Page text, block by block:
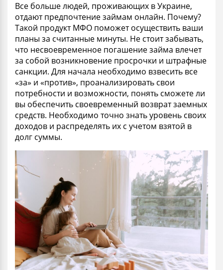
Все больше людей, проживающих в Украине,
отдают предпочтение займам онлайн. Почему?
Такой продукт МФО поможет осуществить ваши
планы за считанные минуты. Не стоит забывать,
что несвоевременное погашение займа влечет
за собой возникновение просрочки и штрафные
санкции. Для начала необходимо взвесить все
«за» и «против», проанализировать свои
потребности и возможности, понять сможете ли
вы обеспечить своевременный возврат заемных
средств. Необходимо точно знать уровень своих
доходов и распределять их с учетом взятой в
долг суммы.